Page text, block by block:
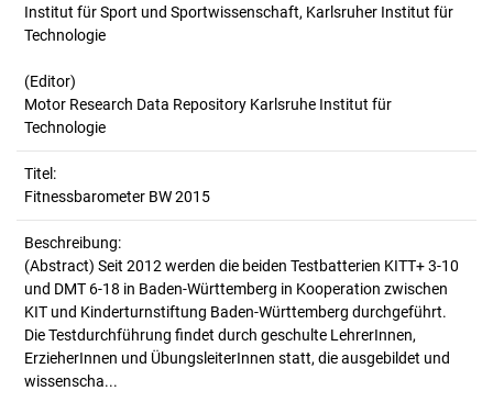
Institut für Sport und Sportwissenschaft, Karlsruher Institut für
Technologie
(Editor)
Motor Research Data Repository Karlsruhe Institut für
Technologie
Titel:
Fitnessbarometer BW 2015
Beschreibung:
(Abstract) Seit 2012 werden die beiden Testbatterien KITT+ 3-10
und DMT 6-18 in Baden-Württemberg in Kooperation zwischen
KIT und Kinderturnstiftung Baden-Württemberg durchgeführt.
Die Testdurchführung findet durch geschulte LehrerInnen,
ErzieherInnen und ÜbungsleiterInnen statt, die ausgebildet und
wissenscha...